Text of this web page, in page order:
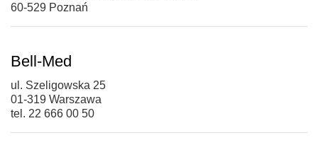
60-529 Poznań
Bell-Med
ul. Szeligowska 25
01-319 Warszawa
tel. 22 666 00 50